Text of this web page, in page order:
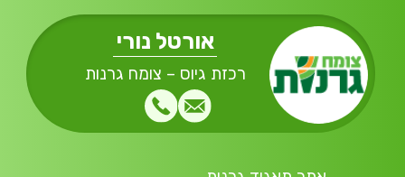
אורטל נורי
רכזת גיוס – צומח גרנות